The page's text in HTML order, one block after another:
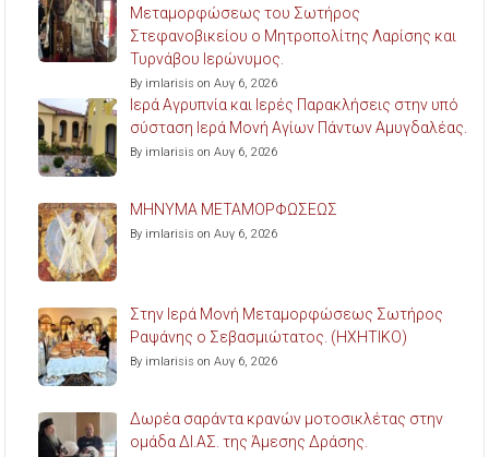
Μεταμορφώσεως του Σωτήρος
Στεφανοβικείου ο Μητροπολίτης Λαρίσης και
Τυρνάβου Ιερώνυμος.
By imlarisis on Αυγ 6, 2026
Ιερά Αγρυπνία και Ιερές Παρακλήσεις στην υπό
σύσταση Ιερά Μονή Αγίων Πάντων Αμυγδαλέας.
By imlarisis on Αυγ 6, 2026
ΜΗΝΥΜΑ ΜΕΤΑΜΟΡΦΩΣΕΩΣ
By imlarisis on Αυγ 6, 2026
Στην Ιερά Μονή Μεταμορφώσεως Σωτήρος
Ραψάνης ο Σεβασμιώτατος. (ΗΧΗΤΙΚΟ)
By imlarisis on Αυγ 6, 2026
Δωρέα σαράντα κρανών μοτοσικλέτας στην
ομάδα ΔΙ.ΑΣ. της Άμεσης Δράσης.